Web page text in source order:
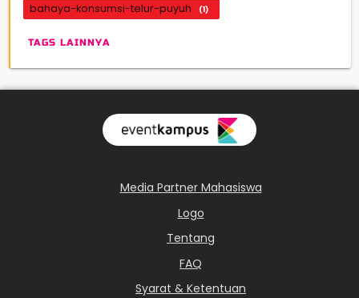
bahaya-konsumsi-telur-puyuh (1)
TAGS LAINNYA
Media Partner Mahasiswa
Logo
Tentang
FAQ
Syarat & Ketentuan